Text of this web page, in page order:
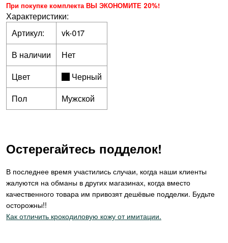
При покупке комплекта ВЫ ЭКОНОМИТЕ 20%!
Характеристики:
Артикул:
vk-017
В наличии
Нет
Цвет
Черный
Пол
Мужской
Остерегайтесь подделок!
В последнее время участились случаи, когда наши клиенты
жалуются на обманы в других магазинах, когда вместо
качественного товара им привозят дешёвые подделки. Будьте
осторожны!!
Как отличить крокодиловую кожу от имитации.